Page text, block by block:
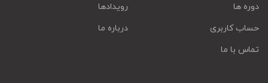
دوره ها
رویدادها
حساب کاربری
درباره ما
تماس با ما